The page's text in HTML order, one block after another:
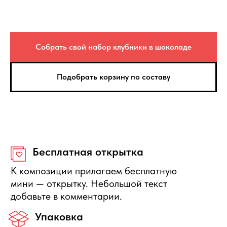
Собрать свой набор клубники в шоколаде
Подобрать корзину по составу
доставки, деньги полностью
вернутся.
Нужна помощь с выбором?
Оставьте свои данные, мы свяжемся с Вами в
ближайшее время и ответим на Ваши вопросы